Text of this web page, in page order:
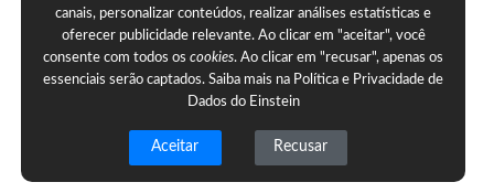
canais, personalizar conteúdos, realizar análises estatísticas e
oferecer publicidade relevante. Ao clicar em "aceitar", você
consente com todos oscookies. Ao clicar em "recusar", apenas os
essenciais serão captados. Saiba mais na Política e Privacidade de
Dados do Einstein
Aceitar Recusar